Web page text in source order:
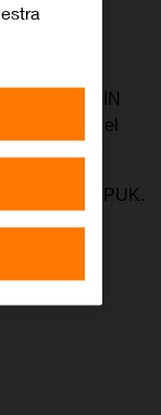
un código PIN
introducir el
el código PUK.